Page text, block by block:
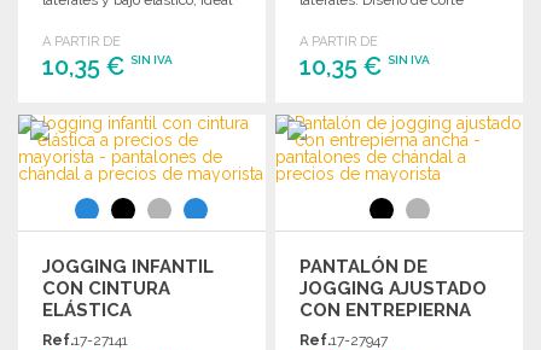
A PARTIR DE
10,35 € SIN IVA
PEDIR
Solicitar un presupuesto
A PARTIR DE
10,35 €SIN IVA
PEDIR
Solicitar un presupuesto
JOGGING INFANTIL
CON CINTURA
ELÁSTICA
Ref.17-27141
PANTALÓN DE
JOGGING AJUSTADO
CON ENTREPIERNA
ANCHA
Ref.17-27947